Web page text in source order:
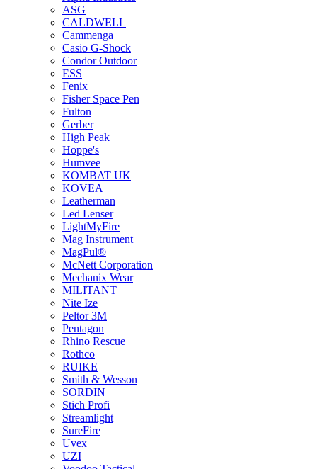
ASG
CALDWELL
Cammenga
Casio G-Shock
Condor Outdoor
ESS
Fenix
Fisher Space Pen
Fulton
Gerber
High Peak
Hoppe's
Humvee
KOMBAT UK
KOVEA
Leatherman
Led Lenser
LightMyFire
Mag Instrument
MagPul®
McNett Corporation
Mechanix Wear
MILITANT
Nite Ize
Peltor 3M
Pentagon
Rhino Rescue
Rothco
RUIKE
Smith & Wesson
SORDIN
Stich Profi
Streamlight
SureFire
Uvex
UZI